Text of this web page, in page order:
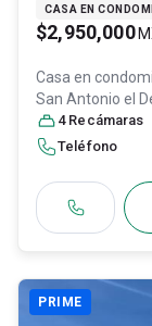
CASA EN
$2,950,000
Casa en
San Antonio el
Centro,
31578995
4 Recámaras
Teléfono
PRIME